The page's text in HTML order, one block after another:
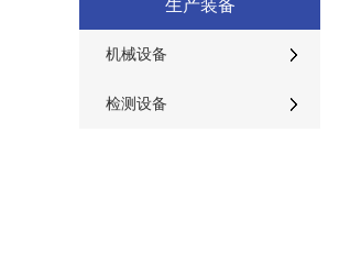
生产装备
机械设备
检测设备